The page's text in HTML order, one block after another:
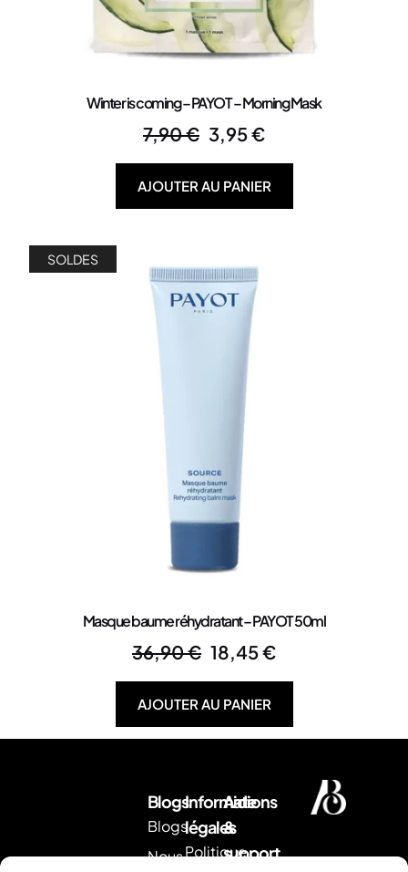
Winter is coming – PAYOT – Morning Mask
7,90€ 3,95€
AJOUTER AU PANIER
SOLDES
Masque baume réhydratant – PAYOT 50ml
36,90€ 18,45€
AJOUTER AU PANIER
Blogs
Blogs
Nous
Informations
légales
Politique
Aide
&
support